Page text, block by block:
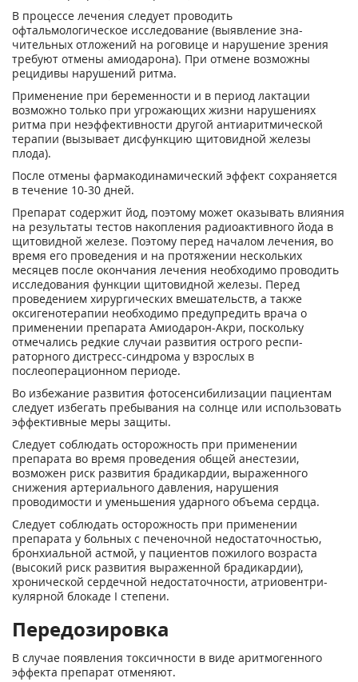
В процессе лечения следует проводить
офтальмологическое исследование (выявление зна­
чительных отложений на роговице и нарушение зрения
требуют отмены амиодарона). При отмене возможны
рецидивы нарушений ритма.
Применение при беременности и в период лактации
возможно только при угрожающих жизни нарушениях
ритма при неэффективности другой антиаритмической
терапии (вызы­вает дисфункцию щитовидной железы
плода).
После отмены фармакодинамический эффект сохраняется
в течение 10-30 дней.
Препарат содержит йод, поэтому может оказывать влияния
на результаты тестов накопле­ния радиоактивного йода в
щитовидной железе. Поэтому перед началом лечения, во
время его проведения и на протяжении нескольких
месяцев после окончания лечения необходимо проводить
исследования функции щитовидной железы. Перед
проведением хирургических вмешательств, а также
оксигенотерапии необходимо предупредить врача о
применении препарата Амиодарон-Акри, поскольку
отмечались редкие случаи развития острого респи­
раторного дистресс-синдрома у взрослых в
послеоперационном периоде.
Во избежание развития фотосенсибилизации пациентам
следует избегать пребывания на солнце или использовать
эффективные меры защиты.
Следует соблюдать осторожность при применении
препарата во время проведения общей анестезии,
возможен риск развития брадикардии, выраженного
снижения артериального давления, нарушения
проводимости и уменьшения ударного объема сердца.
Следует соблюдать осторожность при применении
препарата у больных с печеночной не­достаточностью,
бронхиальной астмой, у пациентов пожилого возраста
(высокий риск раз­вития выраженной брадикардии),
хронической сердечной недостаточности, атриовентри­
кулярной блокаде I степени.
Передозировка
В случае появления токсичности в виде аритмогенного
эффекта препарат отменяют.